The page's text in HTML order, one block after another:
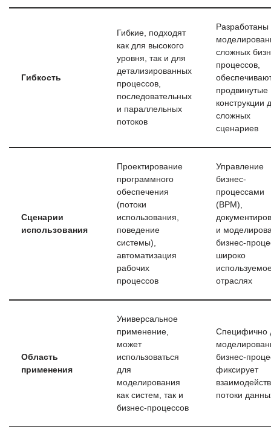
Гибкость
Гибкие, подходят
как для высокого
уровня, так и для
детализированных
процессов,
последовательных
и параллельных
потоков
Разработаны
сложных
процессов,
продвинутые
конструкции
сложных
сценариев
Сценарии
использования
Проектирование
программного
обеспечения
(потоки
использования,
поведение
системы),
автоматизация
рабочих
процессов
Управление
бизнес-
процессами
(BPM),
и
бизнес-
широко
отраслях
Область
применения
Универсальное
применение,
может
использоваться
для
моделирования
как систем, так и
бизнес-процессов
Специфично
бизнес-
фиксирует
потоки